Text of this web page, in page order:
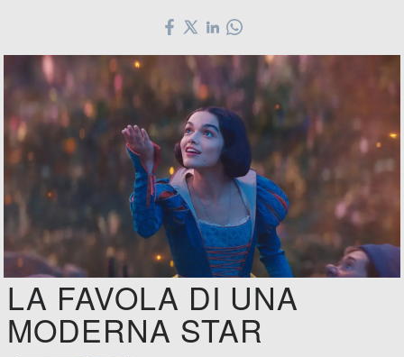
LA FAVOLA DI UNA
MODERNA STAR